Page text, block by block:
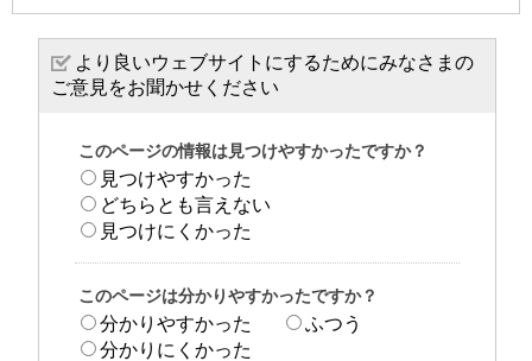
より良いウェブサイトにするためにみなさまの
ご意見をお聞かせください
このページの情報は見つけやすかったですか？
見つけやすかった
どちらとも言えない
見つけにくかった
このページは分かりやすかったですか？
分かりやすかった
ふつう
分かりにくかった